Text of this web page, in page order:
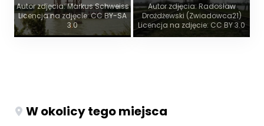
Autor zdjęcia: Markus Schweiss
Licencja na zdjęcie: CC BY-SA
3.0
Autor zdjęcia: Radosław
Drożdżewski (Zwiadowca21)
Licencja na zdjęcie: CC BY 3.0
W okolicy tego miejsca